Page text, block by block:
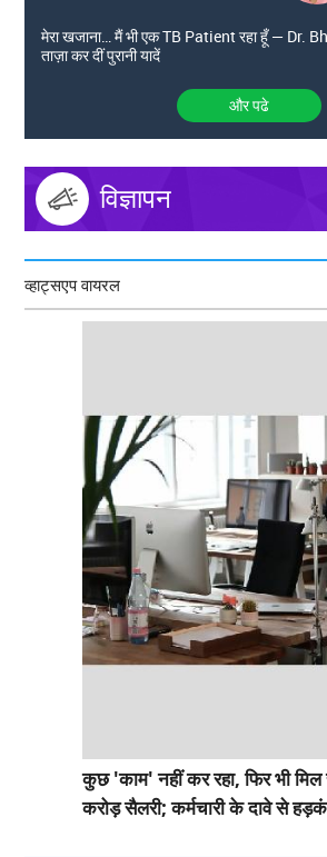
मेरा खजाना… मैं भी एक TB Patient रहा हूँ — Dr.
ताज़ा कर दीं पुरानी यादें
और पढे
विज्ञापन
व्हाट्सएप वायरल
कुछ 'काम' नहीं कर रहा, फिर भी मिल
करोड़ सैलरी; कर्मचारी के दावे से